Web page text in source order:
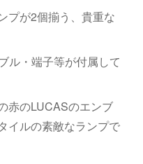
プが2個揃う、貴重な
ル・端子等が付属して
赤のLUCASのエンブ
イルの素敵なランプで